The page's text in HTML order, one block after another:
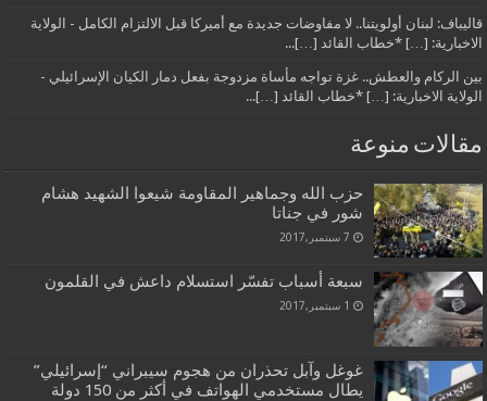
قاليباف: لبنان أولويتنا.. لا مفاوضات جديدة مع أميركا قبل الالتزام الكامل - الولاية
الاخبارية: […] *خطاب القائد […]...
بين الركام والعطش.. غزة تواجه مأساة مزدوجة بفعل دمار الكيان الإسرائيلي -
الولاية الاخبارية: […] *خطاب القائد […]...
مقالات منوعة
حزب الله وجماهير المقاومة شيعوا الشهيد هشام
شور في جناتا
7 سبتمبر,2017
سبعة أسباب تفسّر استسلام داعش في القلمون
1 سبتمبر,2017
غوغل وآبل تحذران من هجوم سيبراني “إسرائيلي”
يطال مستخدمي الهواتف في أكثر من 150 دولة